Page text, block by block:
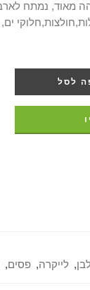
מאוד, נמתח
לסל
, לייקרה, פסים,